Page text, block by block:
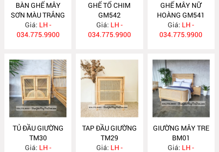
BÀN GHẾ MÂY
SƠN MÀU TRẮNG
GM543
Giá: LH -
034.775.9900
GHẾ TỔ CHIM
GM542
Giá: LH -
034.775.9900
GHẾ MÂY NỮ
HOÀNG GM541
Giá: LH -
034.775.9900
TỦ ĐẦU GIƯỜNG
TM30
Giá: LH -
TAP ĐẦU GIƯỜNG
TM29
Giá: LH -
GIƯỜNG MÂY TRE
BM01
Giá: LH -